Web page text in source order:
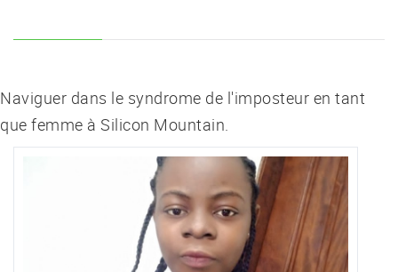
Naviguer dans le syndrome de l'imposteur en tant
que femme à Silicon Mountain.